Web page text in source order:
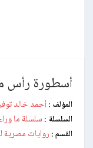
أسطورة رأس
المؤلف : أحمد خالد
السلسلة : سلسلة ما
القسم : روايات مصرية